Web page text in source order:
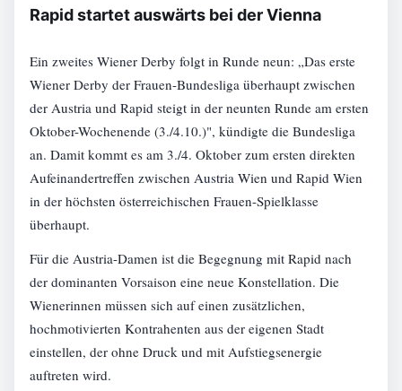
Rapid startet auswärts bei der Vienna
Ein zweites Wiener Derby folgt in Runde neun: „Das erste
Wiener Derby der Frauen-Bundesliga überhaupt zwischen
der Austria und Rapid steigt in der neunten Runde am ersten
Oktober-Wochenende (3./4.10.)", kündigte die Bundesliga
an. Damit kommt es am 3./4. Oktober zum ersten direkten
Aufeinandertreffen zwischen Austria Wien und Rapid Wien
in der höchsten österreichischen Frauen-Spielklasse
überhaupt.
Für die Austria-Damen ist die Begegnung mit Rapid nach
der dominanten Vorsaison eine neue Konstellation. Die
Wienerinnen müssen sich auf einen zusätzlichen,
hochmotivierten Kontrahenten aus der eigenen Stadt
einstellen, der ohne Druck und mit Aufstiegsenergie
auftreten wird.